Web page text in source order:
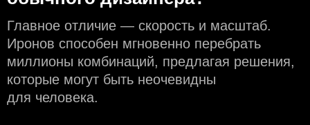
Главное отличие — скорость и масштаб.
Иронов способен мгновенно перебрать
миллионы комбинаций, предлагая решения,
которые могут быть неочевидны
для человека.